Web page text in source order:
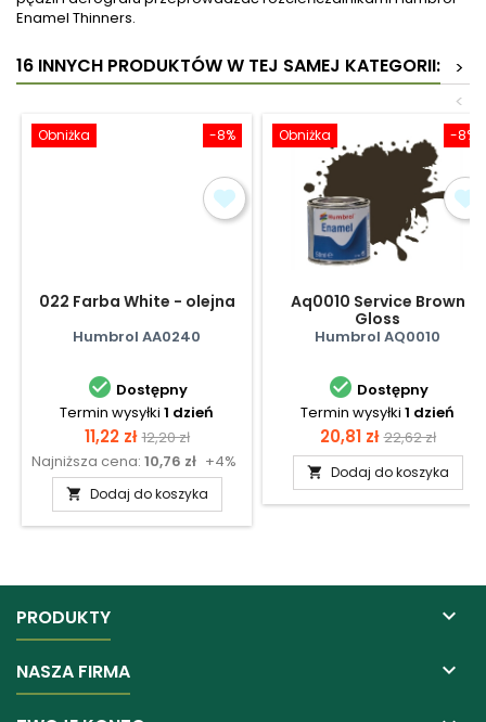
Enamel Thinners.
16 INNYCH PRODUKTÓW W TEJ SAMEJ KATEGORII:
>
<
-8%
Obniżka
022 Farba White - olejna
Humbrol AA0240
 Dostępny
Termin wysyłki 1 dzień
Cena
11,22 zł Cena
podstawowa
12,20 zł
Najniższa cena: 10,76 zł +4%
 Dodaj do koszyka
-8%
Obniżka
Aq0010 Service Brown
Gloss
Humbrol AQ0010
 Dostępny
Termin wysyłki 1 dzień
Cena
20,81 zł Cena
22,62 zł
 Dodaj do koszyka
PRODUKTY 
NASZA FIRMA 